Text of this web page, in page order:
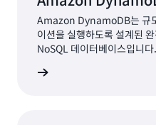
애할 수 있게 되었습니다. 팀
채택하여 서버 관리 시간을
일관성과 신뢰성이 향상되
증가했습니다. AWS 서버리
수요 피크에 맞춰 시스템을
Amazon DynamoDB는 규
이션을 실행하도록 설계된
NoSQL 데이터베이스입니다.